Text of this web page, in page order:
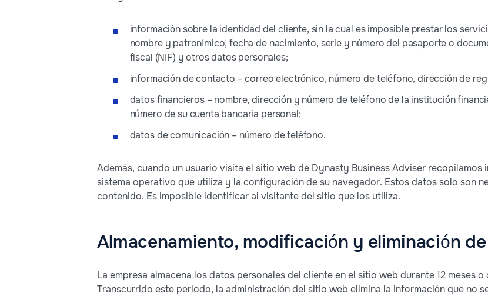
información sobre la identidad del cliente, sin la cual es imposible prestar los
nombre y patronímico, fecha de nacimiento, serie y número del pasaporte o
fiscal (NIF) y otros datos personales;
información de contacto – correo electrónico, número de teléfono, dirección de
datos financieros – nombre, dirección y número de teléfono de la institución
número de su cuenta bancaria personal;
datos de comunicación – número de teléfono.
Además, cuando un usuario visita el sitio web de Dynasty Business Adviserrecopilamos
sistema operativo que utiliza y la configuración de su navegador. Estos datos solo son
contenido. Es imposible identificar al visitante del sitio que los utiliza.
Almacenamiento, modificación y eliminación
La empresa almacena los datos personales del cliente en el sitio web durante 12 meses
Transcurrido este periodo, la administración del sitio web elimina la información que no